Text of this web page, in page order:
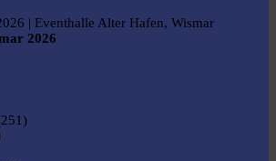
| Eventhalle Alter Hafen, Wismar
2026